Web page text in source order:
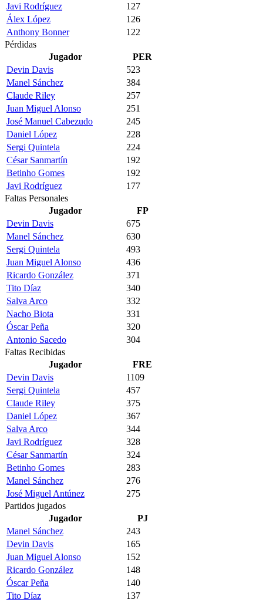
Javi Rodríguez
127
Álex López
126
Anthony Bonner
122
Pérdidas
Jugador
PER
Devin Davis
523
Manel Sánchez
384
Claude Riley
257
Juan Miguel Alonso
251
José Manuel Cabezudo
245
Daniel López
228
Sergi Quintela
224
César Sanmartín
192
Betinho Gomes
192
Javi Rodríguez
177
Faltas Personales
Jugador
FP
Devin Davis
675
Manel Sánchez
630
Sergi Quintela
493
Juan Miguel Alonso
436
Ricardo González
371
Tito Díaz
340
Salva Arco
332
Nacho Biota
331
Óscar Peña
320
Antonio Sacedo
304
Faltas Recibidas
Jugador
FRE
Devin Davis
1109
Sergi Quintela
457
Claude Riley
375
Daniel López
367
Salva Arco
344
Javi Rodríguez
328
César Sanmartín
324
Betinho Gomes
283
Manel Sánchez
276
José Miguel Antúnez
275
Partidos jugados
Jugador
PJ
Manel Sánchez
243
Devin Davis
165
Juan Miguel Alonso
152
Ricardo González
148
Óscar Peña
140
Tito Díaz
137